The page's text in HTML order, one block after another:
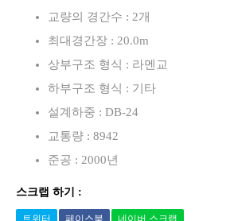
교량의 경간수 : 2개
최대경간장 : 20.0m
상부구조 형식 : 라멘교
하부구조 형식 : 기타
설계하중 : DB-24
교통량 : 8942
준공 : 2000년
스크랩 하기 :
트위터 페이스북 네이버 스크랩